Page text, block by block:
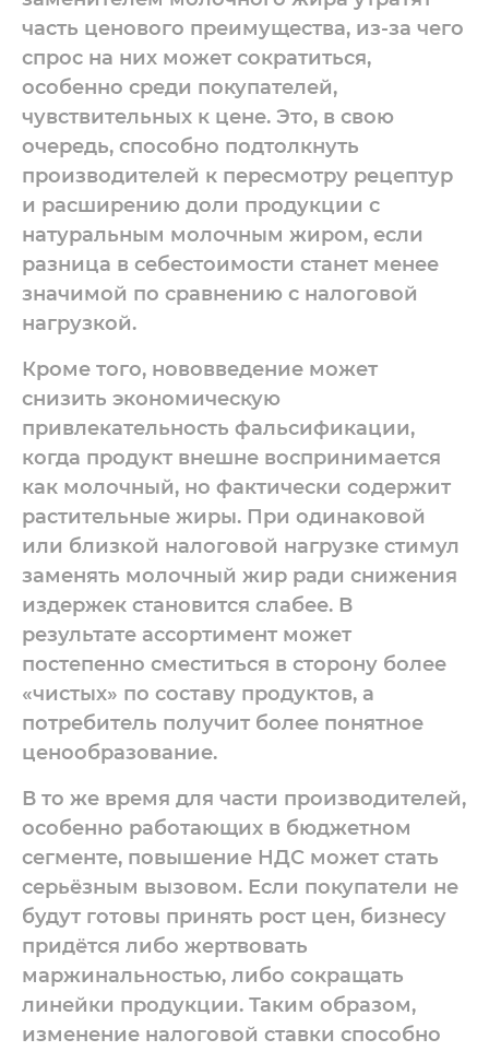
часть ценового преимущества, из-за чего
спрос на них может сократиться,
особенно среди покупателей,
чувствительных к цене. Это, в свою
очередь, способно подтолкнуть
производителей к пересмотру рецептур
и расширению доли продукции с
натуральным молочным жиром, если
разница в себестоимости станет менее
значимой по сравнению с налоговой
нагрузкой.
Кроме того, нововведение может
снизить экономическую
привлекательность фальсификации,
когда продукт внешне воспринимается
как молочный, но фактически содержит
растительные жиры. При одинаковой
или близкой налоговой нагрузке стимул
заменять молочный жир ради снижения
издержек становится слабее. В
результате ассортимент может
постепенно сместиться в сторону более
«чистых» по составу продуктов, а
потребитель получит более понятное
ценообразование.
В то же время для части производителей,
особенно работающих в бюджетном
сегменте, повышение НДС может стать
серьёзным вызовом. Если покупатели не
будут готовы принять рост цен, бизнесу
придётся либо жертвовать
маржинальностью, либо сокращать
линейки продукции. Таким образом,
изменение налоговой ставки способно